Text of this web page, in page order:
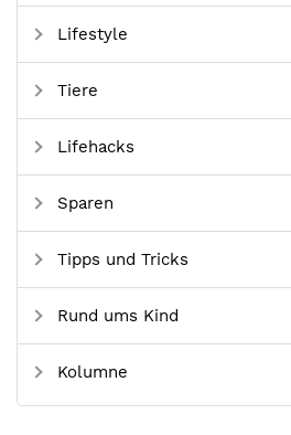
Lifestyle
Tiere
Lifehacks
Sparen
Tipps und Tricks
Rund ums Kind
Kolumne